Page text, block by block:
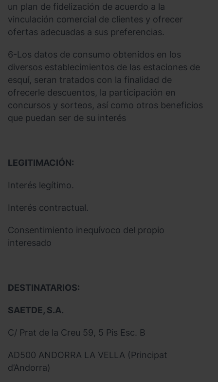
un plan de fidelización de acuerdo a la
vinculación comercial de clientes y ofrecer
ofertas adecuadas a sus preferencias.
6-Los datos de consumo obtenidos en los
diversos establecimientos de las estaciones de
esquí, seran tratados con la finalidad de
ofrecerle descuentos, la participación en
concursos y sorteos, así como otros beneficios
que puedan ser de su interés
LEGITIMACIÓN:
Interés legítimo.
Interés contractual.
Consentimiento inequívoco del propio
interesado
DESTINATARIOS:
SAETDE, S.A.
C/ Prat de la Creu 59, 5 Pis Esc. B
AD500 ANDORRA LA VELLA (Principat
d’Andorra)